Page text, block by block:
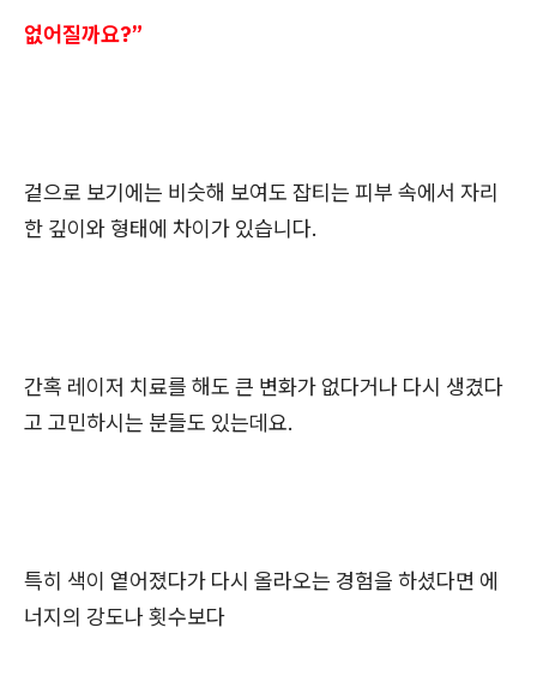
없어질까요?”
겉으로 보기에는 비슷해 보여도 잡티는 피부 속에서 자리
한 깊이와 형태에 차이가 있습니다.
간혹 레이저 치료를 해도 큰 변화가 없다거나 다시 생겼다
고 고민하시는 분들도 있는데요.
특히 색이 옅어졌다가 다시 올라오는 경험을 하셨다면 에
너지의 강도나 횟수보다